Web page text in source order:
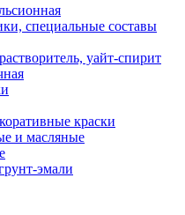
специальные составы
уайт-спирит
краски
и масляные
эмали